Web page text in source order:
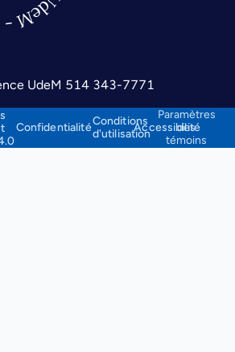
UdeM 514 343-7771
ConfidentialitéConditions
d'utilisationAccessibilité
Paramètres
des
témoins